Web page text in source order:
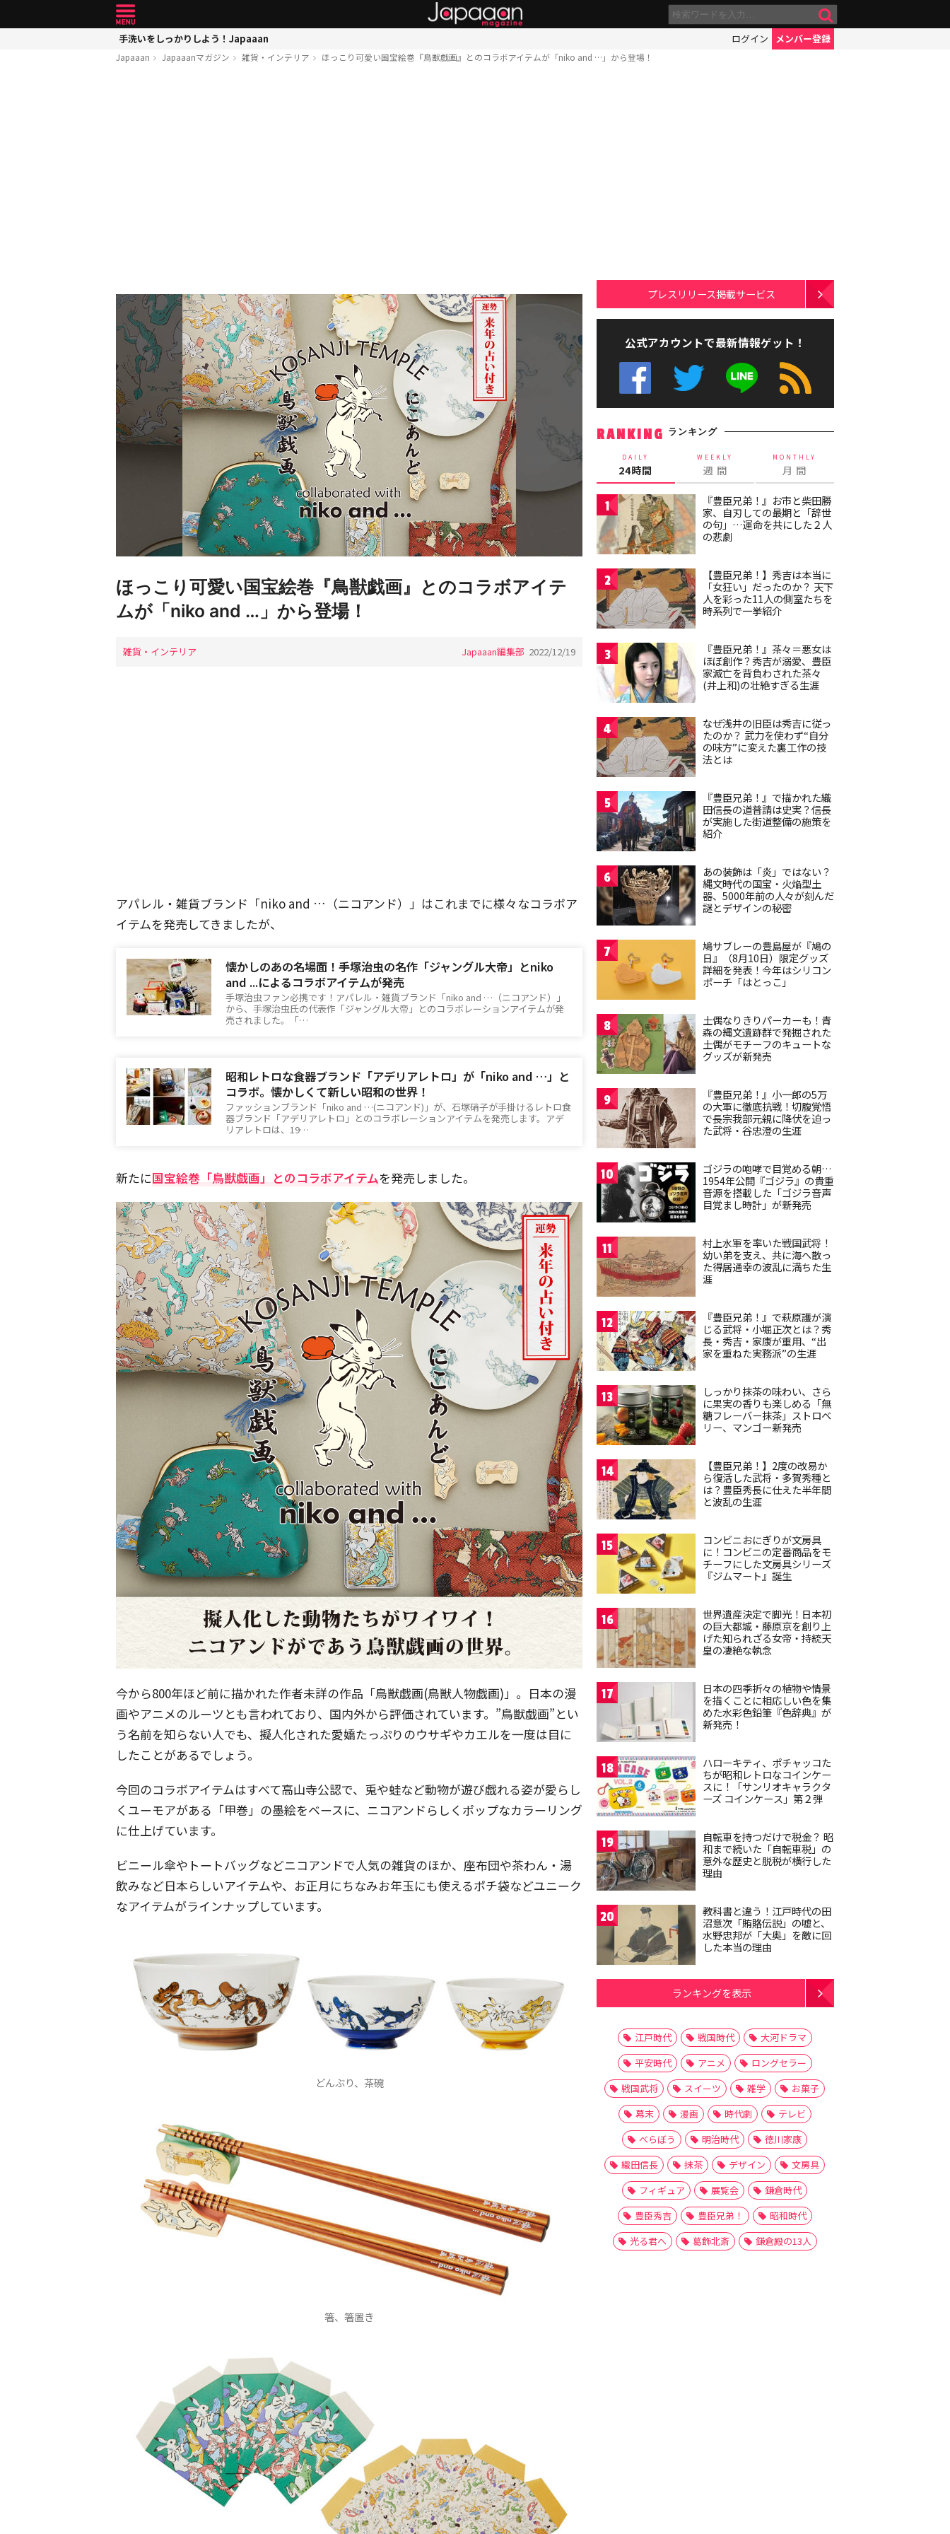
手洗いをしっかりしよう！Japaaan ログイン メンバー登録
Japaaan Japaaanマガジン 雑貨・インテリア ほっこり可愛い国宝絵巻『鳥獣戯画』とのコラボアイテムが「niko and …」から登場！
ほっこり可愛い国宝絵巻『鳥獣戯画』とのコラボアイテ
ムが「niko and …」から登場！
雑貨・インテリア Japaaan編集部 2022/12/19
アパレル・雑貨ブランド「niko and …（ニコアンド）」はこれまでに様々なコラボア
イテムを発売してきましたが、
懐かしのあの名場面！手塚治虫の名作「ジャングル大帝」とniko
and ...によるコラボアイテムが発売
手塚治虫ファン必携です！アパレル・雑貨ブランド「niko and …（ニコアンド）」
から、手塚治虫氏の代表作「ジャングル大帝」とのコラボレーションアイテムが発
売されました。「…
昭和レトロな食器ブランド「アデリアレトロ」が「niko and …」と
コラボ。懐かしくて新しい昭和の世界！
ファッションブランド「niko and …(ニコアンド)」が、石塚硝子が手掛けるレトロ食
器ブランド「アデリアレトロ」とのコラボレーションアイテムを発売します。アデ
リアレトロは、19…
新たに国宝絵巻「鳥獣戯画」とのコラボアイテムを発売しました。
今から800年ほど前に描かれた作者未詳の作品「鳥獣戯画(鳥獣人物戯画)」。日本の漫
画やアニメのルーツとも言われており、国内外から評価されています。”鳥獣戯画”とい
う名前を知らない人でも、擬人化された愛嬌たっぷりのウサギやカエルを一度は目に
したことがあるでしょう。
今回のコラボアイテムはすべて高山寺公認で、兎や蛙など動物が遊び戯れる姿が愛らし
くユーモアがある「甲巻」の墨絵をベースに、ニコアンドらしくポップなカラーリング
に仕上げています。
ビニール傘やトートバッグなどニコアンドで人気の雑貨のほか、座布団や茶わん・湯
飲みなど日本らしいアイテムや、お正月にちなみお年玉にも使えるポチ袋などユニーク
なアイテムがラインナップしています。
どんぶり、茶碗
箸、箸置き
プレスリリース掲載サービス
公式アカウントで最新情報ゲット！
RANKING ランキング
DAILY
24時間
WEEKLY
週 間
MONTHLY
月 間
1
『豊臣兄弟！』お市と柴田勝
家、自刃しての最期と「辞世
の句」…運命を共にした２人
の悲劇
2
【豊臣兄弟！】秀吉は本当に
「女狂い」だったのか？ 天下
人を彩った11人の側室たちを
時系列で一挙紹介
3
『豊臣兄弟！』茶々＝悪女は
ほぼ創作？秀吉が溺愛、豊臣
家滅亡を背負わされた茶々
(井上和)の壮絶すぎる生涯
4
なぜ浅井の旧臣は秀吉に従っ
たのか？ 武力を使わず“自分
の味方”に変えた裏工作の技
法とは
5
『豊臣兄弟！』で描かれた織
田信長の道普請は史実？信長
が実施した街道整備の施策を
紹介
6
あの装飾は「炎」ではない？
縄文時代の国宝・火焔型土
器、5000年前の人々が刻んだ
謎とデザインの秘密
7
鳩サブレーの豊島屋が『鳩の
日』（8月10日）限定グッズ
詳細を発表！今年はシリコン
ポーチ「はとっこ」
8
土偶なりきりパーカーも！青
森の縄文遺跡群で発掘された
土偶がモチーフのキュートな
グッズが新発売
9
『豊臣兄弟！』小一郎の5万
の大軍に徹底抗戦！切腹覚悟
で長宗我部元親に降伏を迫っ
た武将・谷忠澄の生涯
10
ゴジラの咆哮で目覚める朝…
1954年公開『ゴジラ』の貴重
音源を搭載した「ゴジラ音声
目覚まし時計」が新発売
11
村上水軍を率いた戦国武将！
幼い弟を支え、共に海へ散っ
た得居通幸の波乱に満ちた生
涯
12
『豊臣兄弟！』で萩原護が演
じる武将・小堀正次とは？秀
長・秀吉・家康が重用、“出
家を重ねた実務派”の生涯
13
しっかり抹茶の味わい、さら
に果実の香りも楽しめる「無
糖フレーバー抹茶」ストロベ
リー、マンゴー新発売
14
【豊臣兄弟！】2度の改易か
ら復活した武将・多賀秀種と
は？豊臣秀長に仕えた半年間
と波乱の生涯
15
コンビニおにぎりが文房具
に！コンビニの定番商品をモ
チーフにした文房具シリーズ
『ジムマート』誕生
16
世界遺産決定で脚光！日本初
の巨大都城・藤原京を創り上
げた知られざる女帝・持統天
皇の凄絶な執念
17
日本の四季折々の植物や情景
を描くことに相応しい色を集
めた水彩色鉛筆『色辞典』が
新発売！
18
ハローキティ、ポチャッコた
ちが昭和レトロなコインケー
スに！「サンリオキャラクタ
ーズ コインケース」第２弾
19
自転車を持つだけで税金？ 昭
和まで続いた「自転車税」の
意外な歴史と脱税が横行した
理由
20
教科書と違う！江戸時代の田
沼意次「賄賂伝説」の嘘と、
水野忠邦が「大奥」を敵に回
した本当の理由
ランキングを表示
江戸時代 戦国時代
大河ドラマ
平安時代
アニメ
ロングセラー
戦国武将
スイーツ 雑学
お菓子
幕末
漫画 時代劇
テレビ
べらぼう
明治時代
徳川家康
織田信長
抹茶 デザイン
文房具
フィギュア
展覧会
鎌倉時代
豊臣秀吉
豊臣兄弟！
昭和時代
光る君へ
葛飾北斎 鎌倉殿の13人